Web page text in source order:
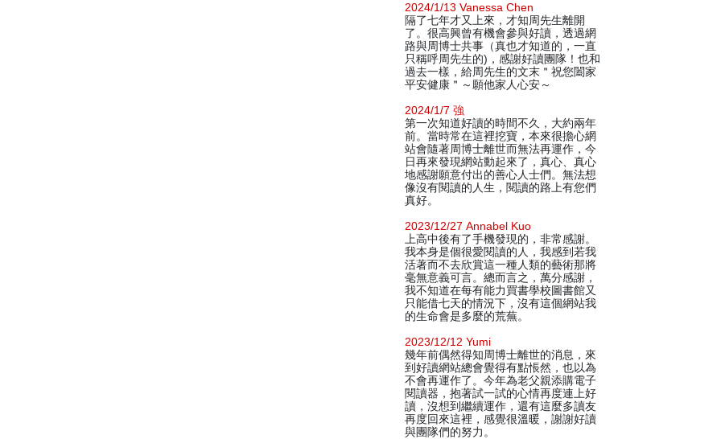
2024/1/13 Vanessa Chen
隔了七年才又上來，才知周先生離開
了。很高興曾有機會參與好讀，透過網
路與周博士共事（真也才知道的，一直
只稱呼周先生的)，感謝好讀團隊！也和
過去一樣，給周先生的文末＂祝您闔家
平安健康＂～願他家人心安～
2024/1/7 強
第一次知道好讀的時間不久，大約兩年
前。當時常在這裡挖寶，本來很擔心網
站會隨著周博士離世而無法再運作，今
日再來發現網站動起來了，真心、真心
地感謝願意付出的善心人士們。無法想
像沒有閱讀的人生，閱讀的路上有您們
真好。
2023/12/27 Annabel Kuo
上高中後有了手機發現的，非常感謝。
我本身是個很愛閱讀的人，我感到若我
活著而不去欣賞這一種人類的藝術那將
毫無意義可言。總而言之，萬分感謝，
我不知道在每有能力買書學校圖書館又
只能借七天的情況下，沒有這個網站我
的生命會是多麼的荒蕪。
2023/12/12 Yumi
幾年前偶然得知周博士離世的消息，來
到好讀網站總會覺得有點悵然，也以為
不會再運作了。今年為老父親添購電子
閱讀器，抱著試一試的心情再度連上好
讀，沒想到繼續運作，還有這麼多讀友
再度回來這裡，感覺很溫暖，謝謝好讀
與團隊們的努力。